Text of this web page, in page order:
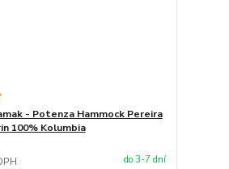
- Potenza Hammock Pereira
100% Kolumbia
do 3-7 dní